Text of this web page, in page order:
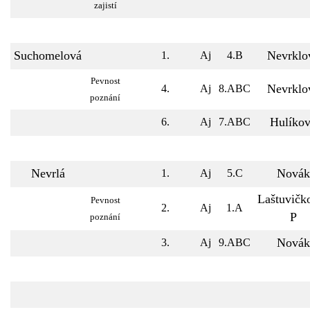
zajistí
Suchomelová 1. Aj 4.B
Pevnost
poznání
4. Aj 8.ABC
6. Aj 7.ABC
Nevrlá 1. Aj 5.C Novák
Pevnost
poznání
2. Aj 1.A
P
3. Aj 9.ABC Novák